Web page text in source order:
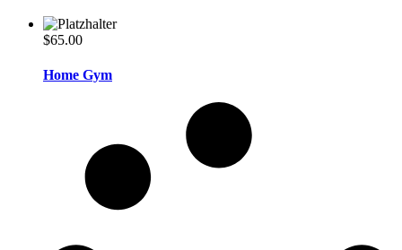
$65.00
Home Gym